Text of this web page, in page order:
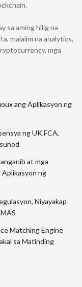
sa aming hilig na
malalim na analytics,
mga
ang Aplikasyon ng
ng UK FCA,
at mga
Aplikasyon ng
Niyayakap
Matching Engine
sa Matinding